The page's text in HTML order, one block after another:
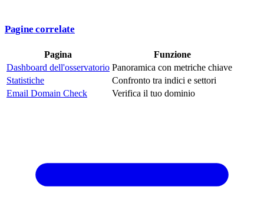
Pagine correlate
Pagina
Funzione
Dashboard dell'osservatorio Panoramica con metriche chiave
Statistiche
Confronto tra indici e settori
Email Domain Check
Verifica il tuo dominio